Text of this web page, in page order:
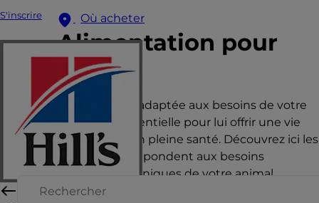
S'inscrire Où acheter
Alimentation pour
chat
Une nutrition adaptée aux besoins de votre
animal est essentielle pour lui offrir une vie
heureuse et en pleine santé. Découvrez ici les
aliments qui répondent aux besoins
nutritionnels uniques de votre animal.